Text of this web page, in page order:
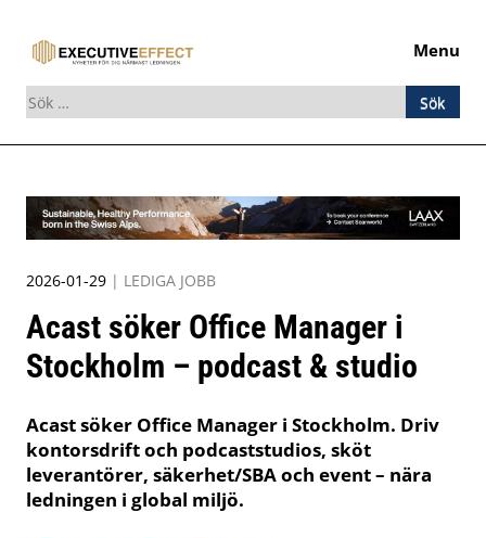
Menu
Sök
efter:
content
2026-01-29 | LEDIGA JOBB
Acast söker Office Manager i
Stockholm – podcast & studio
Acast söker Office Manager i Stockholm. Driv
kontorsdrift och podcaststudios, sköt
leverantörer, säkerhet/SBA och event – nära
ledningen i global miljö.